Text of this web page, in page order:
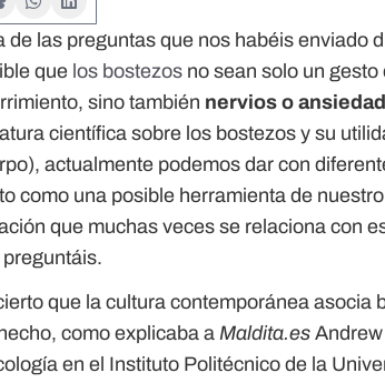
de las preguntas que nos habéis enviado
que los bostezos no sean solo un
sino también nervios o ansiedad
científica sobre los bostezos y su
actualmente podemos dar con
como una posible herramienta de
que muchas veces se relaciona con
preguntáis.
que la cultura contemporánea asocia
como explicaba aMaldita.es
en el Instituto Politécnico de la